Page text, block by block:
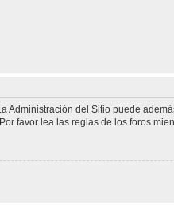
Administración del Sitio puede
favor lea las reglas de los foros